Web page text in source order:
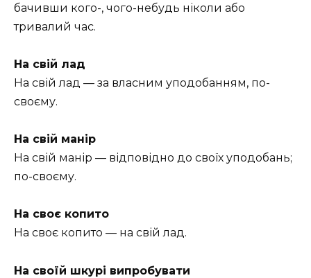
бачивши кого-, чого-небудь ніколи або
тривалий час.
На свій лад
На свій лад — за власним уподобанням, по-
своєму.
На свій манір
На свій манір — відповідно до своїх уподобань;
по-своєму.
На своє копито
На своє копито — на свій лад.
На своїй шкурі випробувати